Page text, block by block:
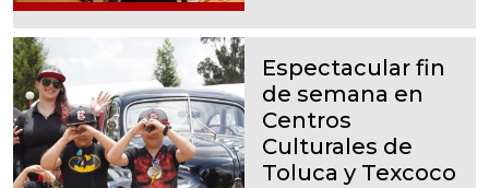
Espectacular fin
de semana en
Centros
Culturales de
Toluca y Texcoco